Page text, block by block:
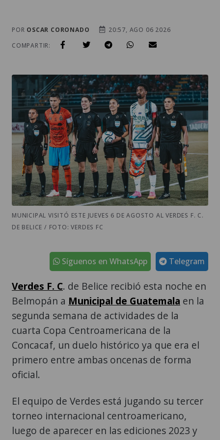
POR OSCAR CORONADO
20:57, AGO 06 2026
COMPARTIR:
MUNICIPAL VISITÓ ESTE JUEVES 6 DE AGOSTO AL VERDES F. C.
DE BELICE / FOTO: VERDES FC
Telegram
Síguenos en WhatsApp
Verdes F. C. de Belice recibió esta noche en
Belmopán a Municipal de Guatemala en la
segunda semana de actividades de la
cuarta Copa Centroamericana de la
Concacaf, un duelo histórico ya que era el
primero entre ambas oncenas de forma
oficial.
El equipo de Verdes está jugando su tercer
torneo internacional centroamericano,
luego de aparecer en las ediciones 2023 y